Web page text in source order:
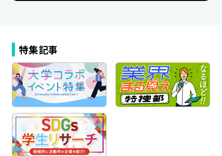
特集記事